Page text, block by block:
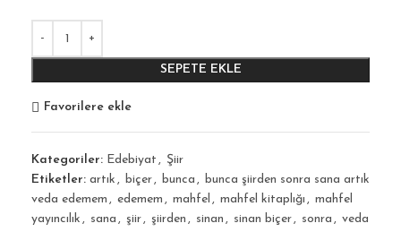
SEPETE EKLE
Favorilere ekle
Kategoriler: Edebiyat , Şiir
Etiketler: artık , biçer, bunca , bunca şiirden sonra sana artık
veda edemem , edemem , mahfel , mahfel kitaplığı , mahfel
yayıncılık , sana , şiir, şiirden , sinan , sinan biçer, sonra , veda